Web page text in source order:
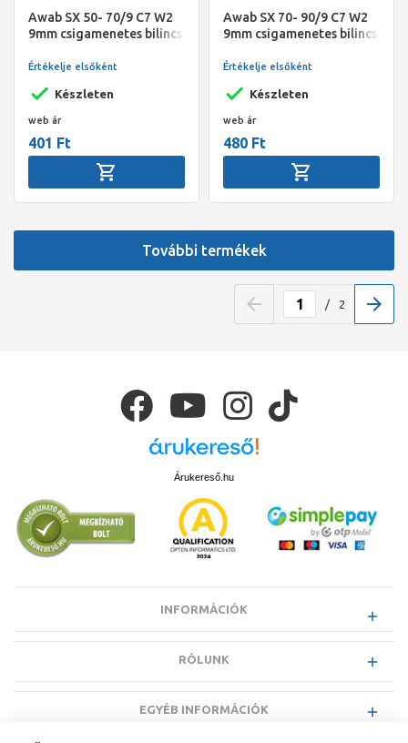
Awab SX 50- 70/9 C7 W2
9mm csigamenetes bilincs
Készleten
Értékelje elsőként
web ár
401 Ft
Awab SX 70- 90/9 C7 W2
9mm csigamenetes bilincs
Készleten
Értékelje elsőként
web ár
480 Ft
További termékek
/ 2
Árukereső.hu
INFORMÁCIÓK
RÓLUNK
EGYÉB INFORMÁCIÓK